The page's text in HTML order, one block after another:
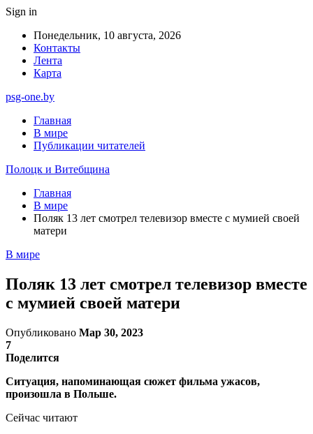
Sign in
Понедельник, 10 августа, 2026
Контакты
Лента
Карта
psg-one.by
Главная
В мире
Публикации читателей
Полоцк и Витебщина
Главная
В мире
Поляк 13 лет смотрел телевизор вместе с мумией своей
матери
В мире
Поляк 13 лет смотрел телевизор вместе
с мумией своей матери
Опубликовано Мар 30, 2023
7
Поделится
Ситуация, напоминающая сюжет фильма ужасов,
произошла в Польше.
Сейчас читают